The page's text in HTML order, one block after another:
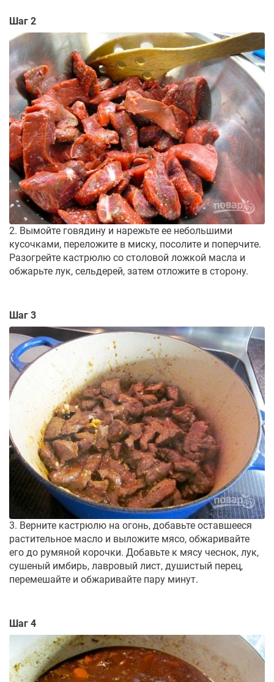
Шаг 2
2. Вымойте говядину и нарежьте ее небольшими
кусочками, переложите в миску, посолите и поперчите.
Разогрейте кастрюлю со столовой ложкой масла и
обжарьте лук, сельдерей, затем отложите в сторону.
Шаг 3
3. Верните кастрюлю на огонь, добавьте оставшееся
растительное масло и выложите мясо, обжаривайте
его до румяной корочки. Добавьте к мясу чеснок, лук,
сушеный имбирь, лавровый лист, душистый перец,
перемешайте и обжаривайте пару минут.
Шаг 4